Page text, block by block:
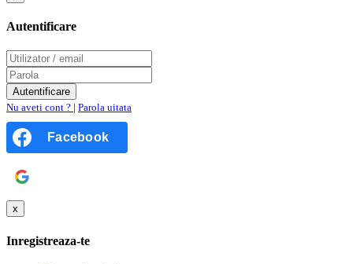
Autentificare
Nu aveti cont ? | Parola uitata
Facebook
x
Inregistreaza-te